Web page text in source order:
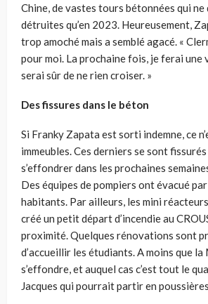
Chine, de vastes tours bétonnées qui
détruites qu’en 2023. Heureusement,
trop amoché mais a semblé agacé. «
pour moi. La prochaine fois, je ferai une
serai sûr de ne rien croiser. »
Des fissures dans le béton
Si Franky Zapata est sorti indemne, ce
immeubles. Ces derniers se sont
s’effondrer dans les prochaines
Des équipes de pompiers ont évacué
habitants. Par ailleurs, les mini
créé un petit départ d’incendie au
proximité. Quelques rénovations sont
d’accueillir les étudiants. A moins que
s’effondre, et auquel cas c’est tout le
Jacques qui pourrait partir en